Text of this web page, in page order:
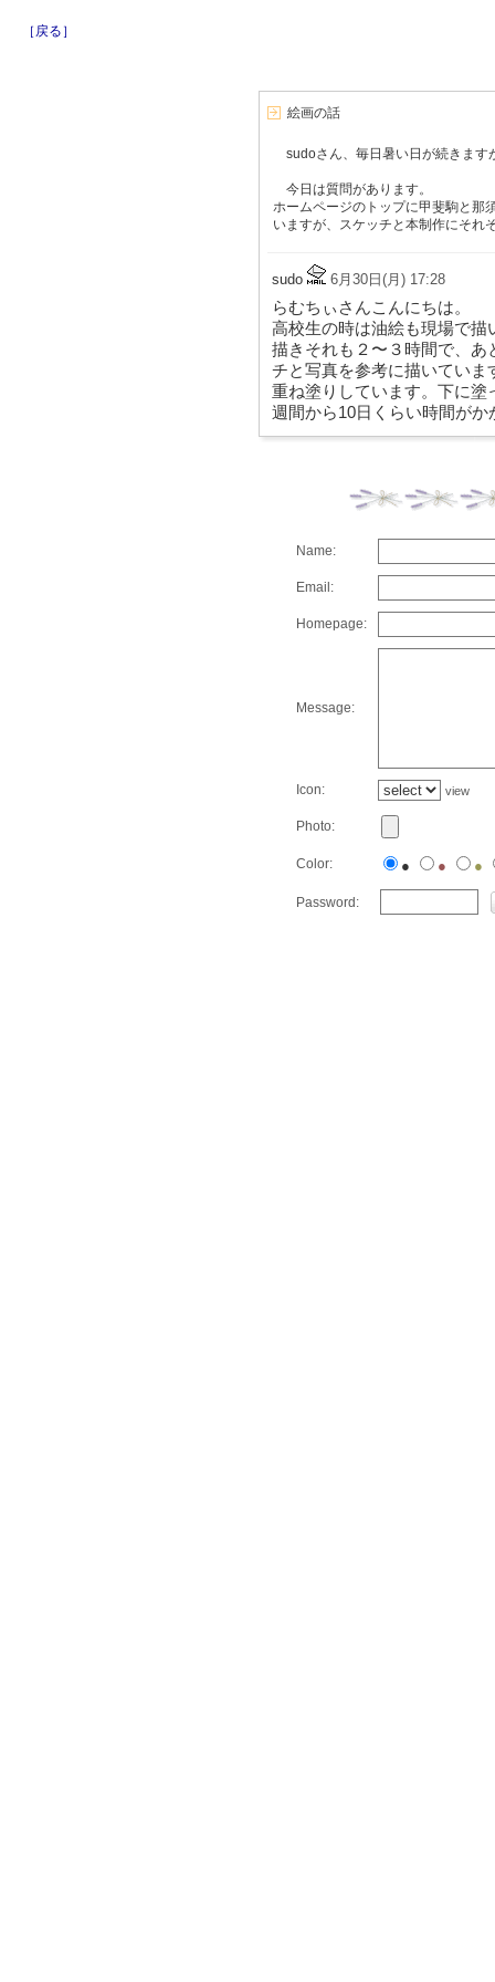
［戻る］
絵画の話
sudoさん、毎日暑い日が続きます
今日は質問があります。
ホームページのトップに甲斐駒と那
いますが、スケッチと本制作にそれ
sudo 6月30日(月) 17:28
らむちぃさんこんにちは。
高校生の時は油絵も現場で
描きそれも２〜３時間で、
チと写真を参考に描いてい
重ね塗りしています。下に
週間から10日くらい時間がか
Name:
Email:
Homepage:
Message:
Icon: view
Photo:
Color: ● ● ●
Password: